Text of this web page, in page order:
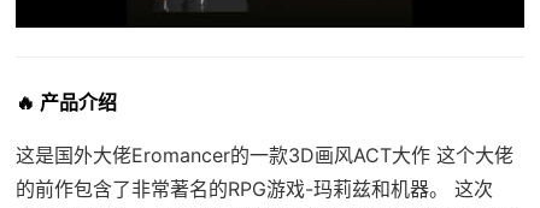
🔥 产品介绍
这是国外大佬Eromancer的一款3D画风ACT大作 这个大佬
的前作包含了非常著名的RPG游戏-玛莉兹和机器。 这次